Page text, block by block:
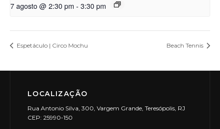
7 agosto @ 2:30 pm - 3:30 pm
Espetáculo | Circo Mochu Beach Tennis
LOCALIZAÇÃO
Rua Antonio Silva, 300, Vargem Grande, Teresópolis, RJ
CEP: 25990-150